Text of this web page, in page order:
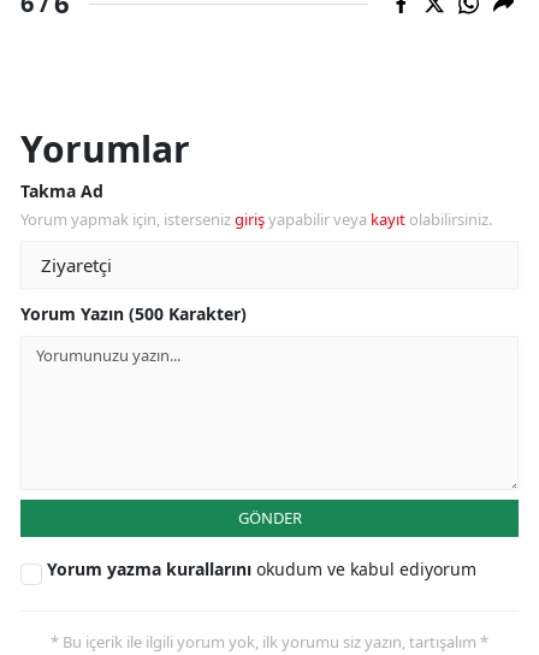
Yorumlar
Takma Ad
Yorum yapmak için, istersenizgirişyapabilir veya kayıt olabilirsiniz.
Yorum Yazın (500 Karakter)
GÖNDER
Yorum yazma kurallarını okudum ve kabul ediyorum
* Bu içerik ile ilgili yorum yok, ilk yorumu siz yazın, tartışalım *